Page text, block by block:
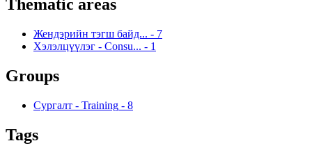
Thematic areas
Жендэрийн тэгш байд... - 7
Хэлэлцүүлэг - Consu... - 1
Groups
Сургалт - Training - 8
Tags